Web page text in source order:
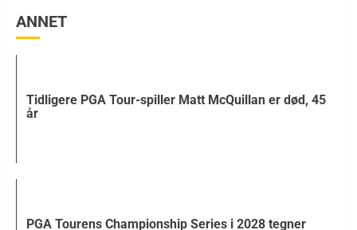
ANNET
Tidligere PGA Tour-spiller Matt McQuillan er død, 45
år
PGA Tourens Championship Series i 2028 tegner